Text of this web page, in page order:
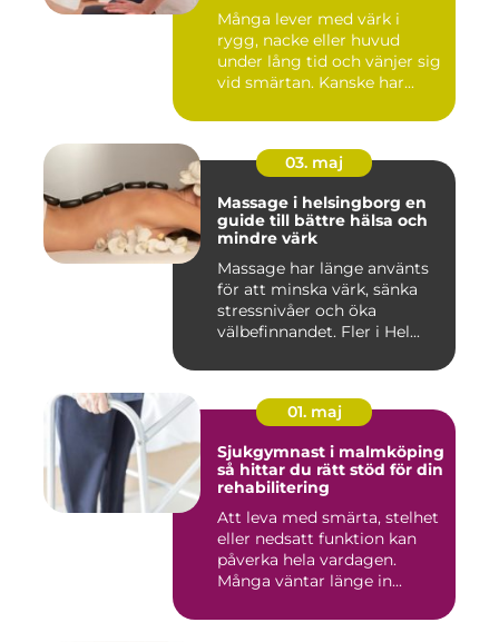
Många lever med värk i
rygg, nacke eller huvud
under lång tid och vänjer sig
vid smärtan. Kanske har...
03. maj
Massage i helsingborg en
guide till bättre hälsa och
mindre värk
Massage har länge använts
för att minska värk, sänka
stressnivåer och öka
välbefinnandet. Fler i Hel...
01. maj
Sjukgymnast i malmköping
så hittar du rätt stöd för din
rehabilitering
Att leva med smärta, stelhet
eller nedsatt funktion kan
påverka hela vardagen.
Många väntar länge in...